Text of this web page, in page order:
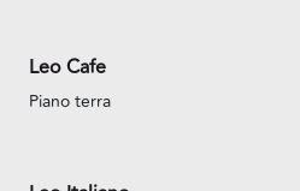
Leo Cafe
Piano terra